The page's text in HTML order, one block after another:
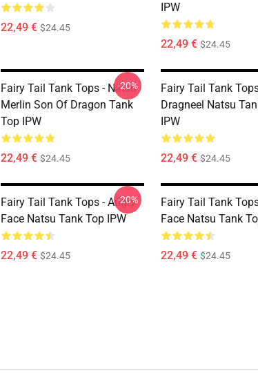
22,49 € $24.45
IPW
22,49 € $24.45
Fairy Tail Tank Tops - Natsu
Merlin Son Of Dragon Tank
Top IPW
22,49 € $24.45
-20%
Fairy Tail Tank
Dragneel Natsu
IPW
22,49 € $24.45
Fairy Tail Tank Tops - Angry
Face Natsu Tank Top IPW
22,49 € $24.45
-20%
Fairy Tail Tank
Face Natsu Tank
22,49 € $24.45